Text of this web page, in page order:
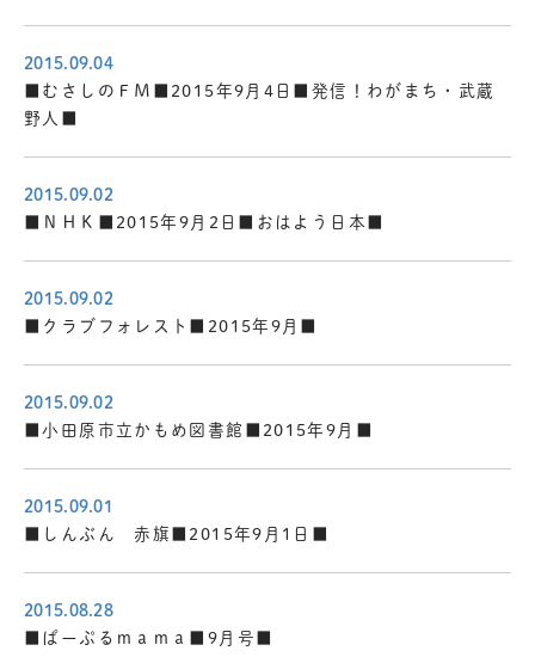
お問い合わせ
2015.09.04
■むさしのＦＭ■2015年9月4日■発信！わがまち・武蔵
野人■
2015.09.02
■ＮＨＫ■2015年9月2日■おはよう日本■
2015.09.02
■クラブフォレスト■2015年9月■
2015.09.02
■小田原市立かもめ図書館■2015年9月■
2015.09.01
■しんぶん 赤旗■2015年9月1日■
2015.08.28
■ぱーぷるｍａｍａ■9月号■